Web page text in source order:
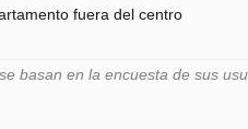
fuera del centro
basan en la encuesta de sus